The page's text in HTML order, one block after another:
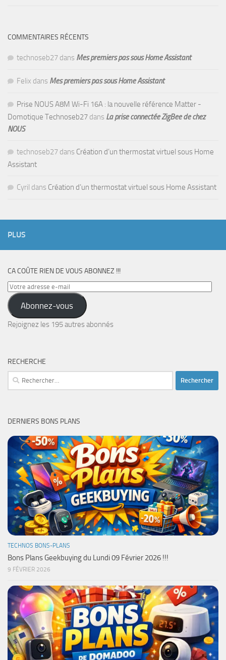
COMMENTAIRES RÉCENTS
technoseb27 dans Mes premiers pas sous Home Assistant
Felix dans Mes premiers pas sous Home Assistant
Prise NOUS A8M Wi-Fi 16A : la nouvelle référence Matter -
Domotique Technoseb27 dans La prise connectée ZigBee de chez
NOUS
technoseb27 dans Création d’un thermostat virtuel sous Home
Assistant
Cyril dans Création d’un thermostat virtuel sous Home Assistant
PLUS
CA COÛTE RIEN DE VOUS ABONNEZ !!!
Votre
adresse
e-
mail
Abonnez-vous
Rejoignez les 195 autres abonnés
RECHERCHE
Rechercher :
DERNIERS BONS PLANS
TECHNOS BONS-PLANS
Bons Plans Geekbuying du Lundi 09 Février 2026 !!!
9 FÉVRIER 2026